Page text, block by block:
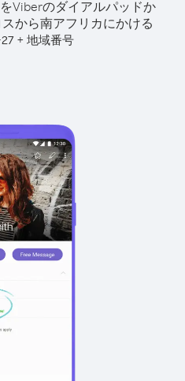
Viberのダイアルパッドか
から南アフリカにかける
27+ 地域番号